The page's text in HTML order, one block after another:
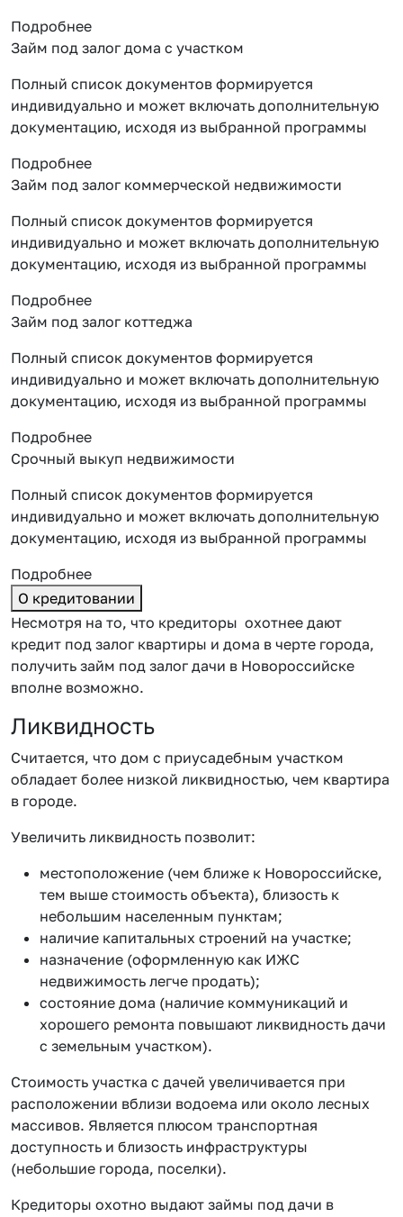
Подробнее
Займ под залог дома с участком
Полный список документов формируется
индивидуально и может включать дополнительную
документацию, исходя из выбранной программы
Подробнее
Займ под залог коммерческой недвижимости
Полный список документов формируется
индивидуально и может включать дополнительную
документацию, исходя из выбранной программы
Подробнее
Займ под залог коттеджа
Полный список документов формируется
индивидуально и может включать дополнительную
документацию, исходя из выбранной программы
Подробнее
Срочный выкуп недвижимости
Полный список документов формируется
индивидуально и может включать дополнительную
документацию, исходя из выбранной программы
Подробнее
О кредитовании
Несмотря на то, что кредиторы охотнее дают
кредит под залог квартиры и дома в черте города,
получить займ под залог дачи в Новороссийске
вполне возможно.
Ликвидность
Считается, что дом с приусадебным участком
обладает более низкой ликвидностью, чем квартира
в городе.
Увеличить ликвидность позволит:
местоположение (чем ближе к Новороссийске,
тем выше стоимость объекта), близость к
небольшим населенным пунктам;
наличие капитальных строений на участке;
назначение (оформленную как ИЖС
недвижимость легче продать);
состояние дома (наличие коммуникаций и
хорошего ремонта повышают ликвидность дачи
с земельным участком).
Стоимость участка с дачей увеличивается при
расположении вблизи водоема или около лесных
массивов. Является плюсом транспортная
доступность и близость инфраструктуры
(небольшие города, поселки).
Кредиторы охотно выдают займы под дачи в